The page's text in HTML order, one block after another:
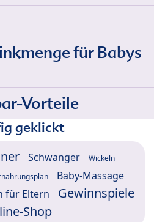
für Babys
Vorteile
geklickt
Schwanger Wickeln
Baby-Massage
für Eltern
Gewinnspiele
Shop